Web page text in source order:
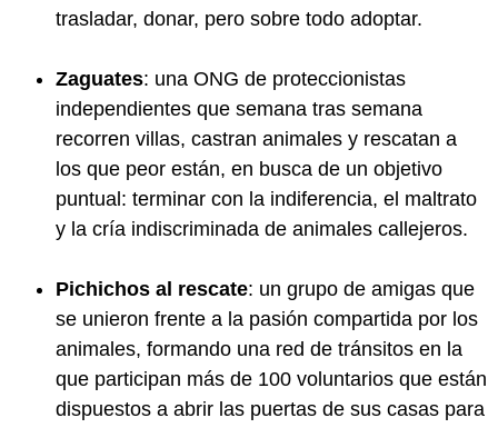
trasladar, donar, pero sobre todo adoptar.
Zaguates: una ONG de proteccionistas
independientes que semana tras semana
recorren villas, castran animales y rescatan a
los que peor están, en busca de un objetivo
puntual: terminar con la indiferencia, el maltrato
y la cría indiscriminada de animales callejeros.
Pichichos al rescate: un grupo de amigas que
se unieron frente a la pasión compartida por los
animales, formando una red de tránsitos en la
que participan más de 100 voluntarios que están
dispuestos a abrir las puertas de sus casas para